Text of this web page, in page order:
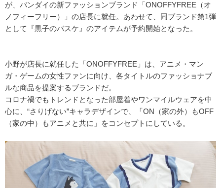
が、バンダイの新ファッションブランド「ONOFFYFREE（オ
ノフィーフリー）」の店長に就任。あわせて、同ブランド第1弾
として『黒子のバスケ』のアイテムが予約開始となった。
小野が店長に就任した「ONOFFYFREE」は、アニメ・マン
ガ・ゲームの女性ファンに向け、各タイトルのファッショナブ
ルな商品を提案するブランドだ。
コロナ禍でもトレンドとなった部屋着やワンマイルウェアを中
心に、“さりげない”キャラデザインで、「ON（家の外）もOFF
（家の中）もアニメと共に」をコンセプトにしている。